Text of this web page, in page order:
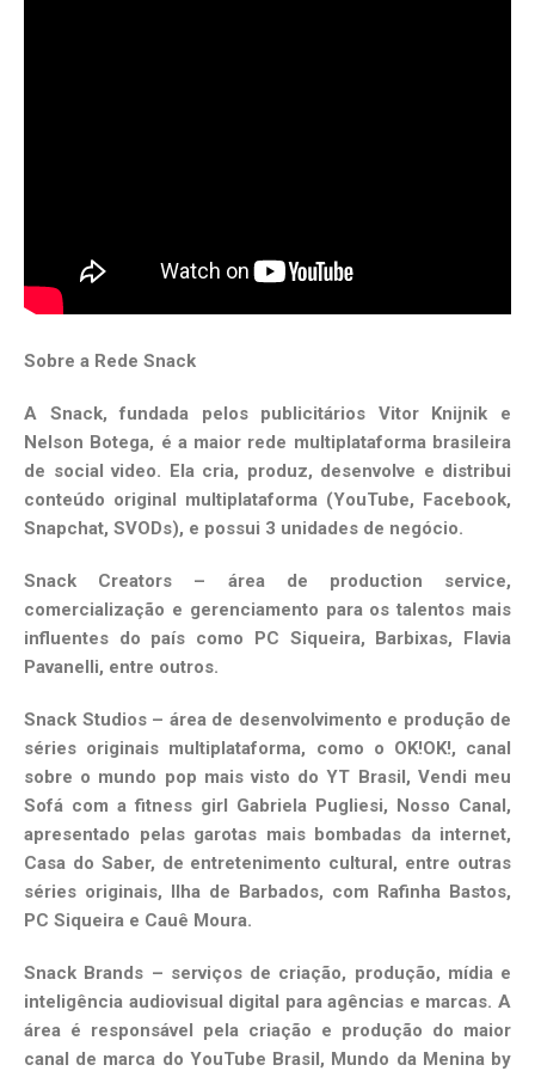
Sobre a Rede Snack
A Snack, fundada pelos publicitários Vitor Knijnik e
Nelson Botega, é a maior rede multiplataforma brasileira
de social video. Ela cria, produz, desenvolve e distribui
conteúdo original multiplataforma (YouTube, Facebook,
Snapchat, SVODs), e possui 3 unidades de negócio.
Snack Creators – área de production service,
comercialização e gerenciamento para os talentos mais
influentes do país como PC Siqueira, Barbixas, Flavia
Pavanelli, entre outros.
Snack Studios – área de desenvolvimento e produção de
séries originais multiplataforma, como o OK!OK!, canal
sobre o mundo pop mais visto do YT Brasil, Vendi meu
Sofá com a fitness girl Gabriela Pugliesi, Nosso Canal,
apresentado pelas garotas mais bombadas da internet,
Casa do Saber, de entretenimento cultural, entre outras
séries originais, Ilha de Barbados, com Rafinha Bastos,
PC Siqueira e Cauê Moura.
Snack Brands – serviços de criação, produção, mídia e
inteligência audiovisual digital para agências e marcas. A
área é responsável pela criação e produção do maior
canal de marca do YouTube Brasil, Mundo da Menina by